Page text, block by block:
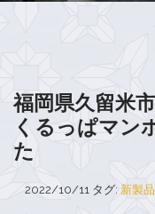
福岡県久留米
くるっぱマン
た
2022/10/11 タグ: 新製